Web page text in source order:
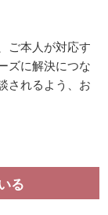
ご本人が対応す
ズに解決につな
されるよう、お
る